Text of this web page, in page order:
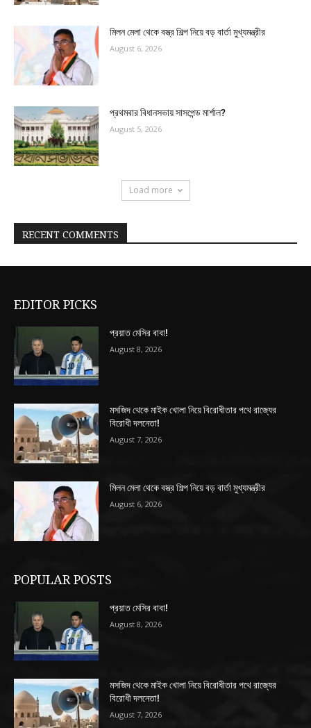
মিলন মেলা থেকে বস্ত্র শিল্প নিয়ে বড় বার্তা মুখ্যমন্ত্রীর
August 6, 2026
প্রথমবার বিধানসভায় সাসপেন্ড মার্শাল?
August 5, 2026
Load more
RECENT COMMENTS
EDITOR PICKS
প্রয়াত মেসির বাবা!
August 8, 2026
মসজিদ থেকে মাইক খোলা নিয়ে বিরোধীতার পথে রাজ্যের
বিরোধী দলনেতা!
August 7, 2026
মিলন মেলা থেকে বস্ত্র শিল্প নিয়ে বড় বার্তা মুখ্যমন্ত্রীর
August 6, 2026
POPULAR POSTS
প্রয়াত মেসির বাবা!
August 8, 2026
মসজিদ থেকে মাইক খোলা নিয়ে বিরোধীতার পথে রাজ্যের
বিরোধী দলনেতা!
August 7, 2026